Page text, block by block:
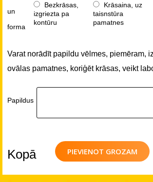
un
forma
Bezkrāsas,
izgriezta pa
kontūru
Krāsaina, uz
taisnstūra
pamatnes
Varat norādīt papildu vēlmes, piemēram,
ovālas pamatnes, koriģēt krāsas, veikt
Papildus
PIEVIENOT GROZAM
Kopā